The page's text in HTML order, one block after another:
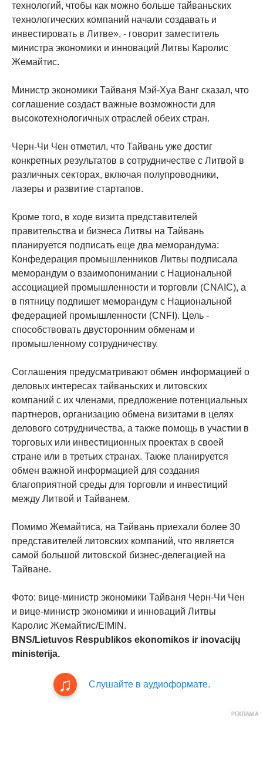
технологий, чтобы как можно больше тайваньских
технологических компаний начали создавать и
инвестировать в Литве», - говорит заместитель
министра экономики и инноваций Литвы Каролис
Жемайтис.
Министр экономики Тайваня Мэй-Хуа Ванг сказал, что
соглашение создаст важные возможности для
высокотехнологичных отраслей обеих стран.
Черн-Чи Чен отметил, что Тайвань уже достиг
конкретных результатов в сотрудничестве с Литвой в
различных секторах, включая полупроводники,
лазеры и развитие стартапов.
Кроме того, в ходе визита представителей
правительства и бизнеса Литвы на Тайвань
планируется подписать еще два меморандума:
Конфедерация промышленников Литвы подписала
меморандум о взаимопонимании с Национальной
ассоциацией промышленности и торговли (CNAIC), а
в пятницу подпишет меморандум с Национальной
федерацией промышленности (CNFI). Цель -
способствовать двусторонним обменам и
промышленному сотрудничеству.
Соглашения предусматривают обмен информацией о
деловых интересах тайваньских и литовских
компаний с их членами, предложение потенциальных
партнеров, организацию обмена визитами в целях
делового сотрудничества, а также помощь в участии в
торговых или инвестиционных проектах в своей
стране или в третьих странах. Также планируется
обмен важной информацией для создания
благоприятной среды для торговли и инвестиций
между Литвой и Тайванем.
Помимо Жемайтиса, на Тайвань приехали более 30
представителей литовских компаний, что является
самой большой литовской бизнес-делегацией на
Тайване.
Фото: вице-министр экономики Тайваня Черн-Чи Чен
и вице-министр экономики и инноваций Литвы
Каролис Жемайтис/EIMIN.
BNS/Lietuvos Respublikos ekonomikos ir inovacijų
ministerija.
Слушайте в аудиоформате.